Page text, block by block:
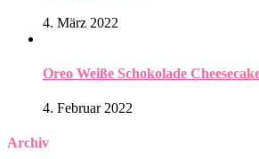
4. März 2022
Oreo Weiße Schokolade
4. Februar 2022
Archiv